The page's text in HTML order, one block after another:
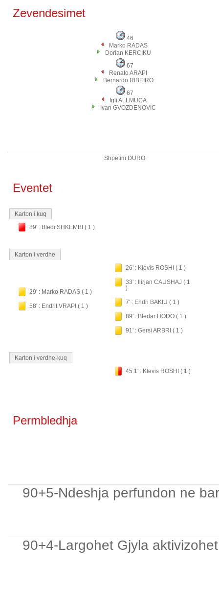
Zevendesimet
46
Marko RADAS
Dorian KERCIKU
67
Renato ARAPI
Bernardo RIBEIRO
67
Igli ALLMUCA
Ivan GVOZDENOVIC
Shpetim DURO
Eventet
Karton i kuq
89' : Bledi SHKEMBI ( 1 )
Karton i verdhe
29' : Marko RADAS ( 1 )
58' : Endrit VRAPI ( 1 )
26' : Klevis ROSHI ( 1 )
33' : Ilirjan CAUSHAJ ( 1
)
7' : Endri BAKIU ( 1 )
89' : Bledar HODO ( 1 )
91' : Gersi ARBRI ( 1 )
Karton i verdhe-kuq
45 1' : Klevis ROSHI ( 1 )
Permbledhja
90+5-Ndeshja perfundon ne
90+4-Largohet Gjyla